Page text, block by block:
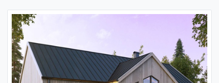
svensk villa. Modellen passar in i princip överallt. Materialvalen
in- och utvändigt andas den klassiska känslan. Den smarta
planlösningen gör att huset rymmer allt man kan önska sig.
Vardagsrummet har en öppen anslutning till kök och matplats
med tre stora glasdörrar som leder ut till altanen. Välj att öppna
upp innertaket till nock i vardagsrummet (ryggåstak) för att få
ännu mer känsla av rymd i rummet. Huset har tre väl tilltagna
sovrum, ett badrum och en separat toalett.